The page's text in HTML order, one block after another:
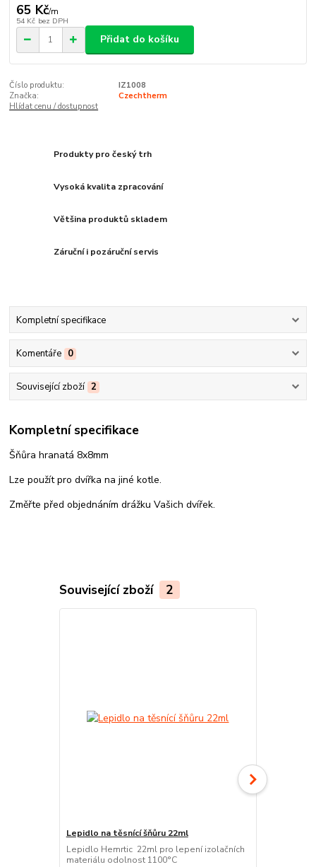
65 Kč/m
54 Kč bez DPH
Přidat do košíku
Číslo produktu:
IZ1008
Značka:
Czechtherm
Hlídat cenu / dostupnost
Produkty pro český trh
Vysoká kvalita zpracování
Většina produktů skladem
Záruční i pozáruční servis
Kompletní specifikace
Komentáře 0
Související zboží 2
Kompletní specifikace
Šňůra hranatá 8x8mm
Lze použít pro dvířka na jiné kotle.
Změřte před objednáním drážku Vašich dvířek.
Související zboží 2
Lepidlo na těsnící šňůru 22ml
Lepidlo Hemrtic 22ml pro lepení izolačních
materiálu odolnost 1100°C